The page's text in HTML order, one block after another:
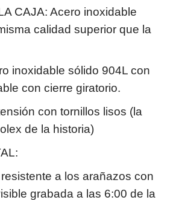
CAJA: Acero inoxidable
calidad superior que la
inoxidable sólido 904L con
con cierre giratorio.
con tornillos lisos (la
de la historia)
a los arañazos con
grabada a las 6:00 de la